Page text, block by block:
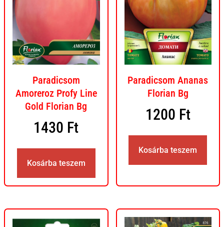
Paradicsom
Amoreroz Profy Line
Gold Florian Bg
1430 Ft
Kosárba teszem
Paradicsom Ananas
Florian Bg
1200 Ft
Kosárba teszem